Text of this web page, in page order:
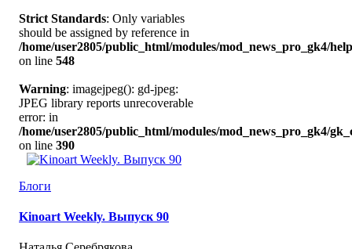
Strict Standards: Only variables
should be assigned by reference in
/home/user2805/public_html/modules/mod_news_pro_gk4/
on line 548
Warning: imagejpeg(): gd-jpeg:
JPEG library reports unrecoverable
error: in
/home/user2805/public_html/modules/mod_news_pro_gk4/
on line 390
Блоги
Kinoart Weekly. Выпуск 90